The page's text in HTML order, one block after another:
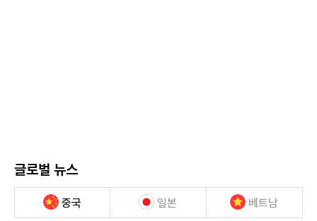
글로벌 뉴스
중국 일본 베트남